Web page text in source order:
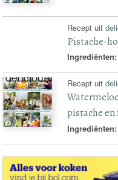
Recept uit
Pistache-
Ingrediënten:
Recept uit
pistache
Ingrediënten: